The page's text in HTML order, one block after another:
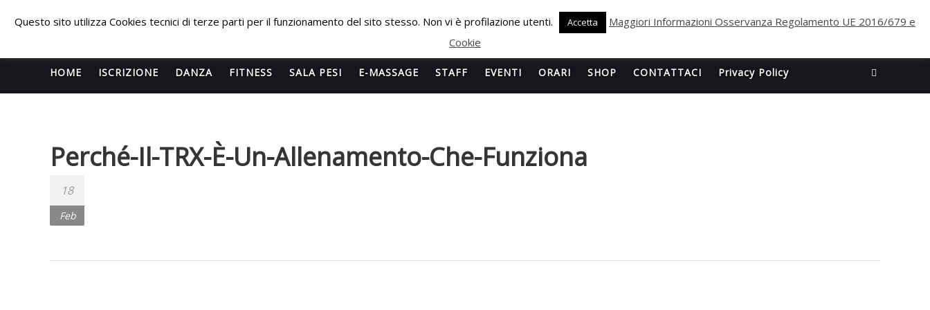
PALESTRA
WELLNESS
per il
FITNESS e
l’impatto
HOME ISCRIZIONE DANZA FITNESS SALA PESI E-MASSAGE STAFF EVENTI ORARI SHOP CONTATTACI Privacy Policy
Perché-Il-TRX-È-Un-Allenamento-Che-Funziona
18
Feb
Questo sito utilizza Cookies tecnici di terze parti per il funzionamento del sito stesso. Non vi è profilazione utenti. Accetta
Maggiori Informazioni Osservanza Regolamento UE 2016/679 e
Cookie